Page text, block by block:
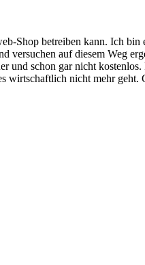
Shop betreiben kann. Ich
versuchen auf diesem Weg
schon gar nicht
nicht mehr